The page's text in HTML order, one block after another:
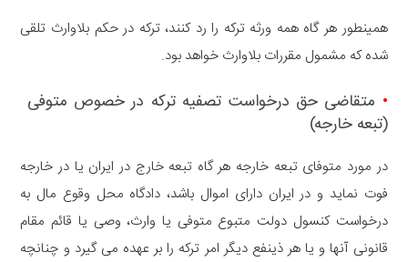
همینطور هر گاه همه ورثه ترکه را رد کنند، ترکه در حکم بلاوارث تلقی
شده که مشمول مقررات بلاوارث خواهد بود.
• متقاضی حق درخواست تصفیه ترکه در خصوص متوفی
(تبعه خارجه)
در مورد متوفای تبعه خارجه هر گاه تبعه خارج در ایران یا در خارجه
فوت نماید و در ایران دارای اموال باشد، دادگاه محل وقوع مال به
درخواست کنسول دولت متبوع متوفی یا وارث، وصی یا قائم مقام
قانونی آنها و یا هر ذینفع دیگر امر ترکه را بر عهده می گیرد و چنانچه